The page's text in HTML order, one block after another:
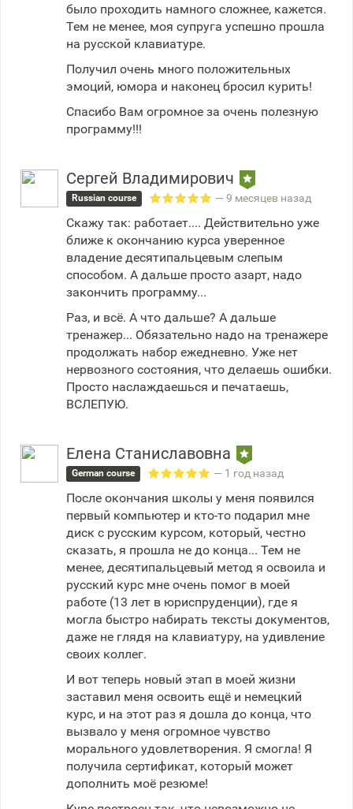
было проходить намного сложнее, кажется.
Тем не менее, моя супруга успешно прошла
на русской клавиатуре.
Получил очень много положительных
эмоций, юмора и наконец бросил курить!
Спасибо Вам огромное за очень полезную
программу!!!
Сергей Владимирович
Russian course — 9 месяцев назад
Скажу так: работает.... Действительно уже
ближе к окончанию курса уверенное
владение десятипальцевым слепым
способом. А дальше просто азарт, надо
закончить программу...
Раз, и всё. А что дальше? А дальше
тренажер... Обязательно надо на тренажере
продолжать набор ежедневно. Уже нет
нервозного состояния, что делаешь ошибки.
Просто наслаждаешься и печатаешь,
ВСЛЕПУЮ.
Елена Станиславовна
German course — 1 год назад
После окончания школы у меня появился
первый компьютер и кто-то подарил мне
диск с русским курсом, который, честно
сказать, я прошла не до конца... Тем не
менее, десятипальцевый метод я освоила и
русский курс мне очень помог в моей
работе (13 лет в юриспруденции), где я
могла быстро набирать тексты документов,
даже не глядя на клавиатуру, на удивление
своих коллег.
И вот теперь новый этап в моей жизни
заставил меня освоить ещё и немецкий
курс, и на этот раз я дошла до конца, что
вызвало у меня огромное чувство
морального удовлетворения. Я смогла! Я
получила сертификат, который может
дополнить моё резюме!